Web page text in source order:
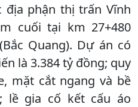
địa phận thị trấn Vĩnh
cuối tại km 27+480
Quang). Dự án có
là 3.384 tỷ đồng; quy
mặt cắt ngang và bề
lề gia cố kết cấu áo